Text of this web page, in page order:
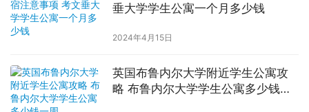
垂大学学生公寓一个月多少钱
2024年4月15日
英国布鲁内尔大学附近学生公寓攻
略 布鲁内尔大学学生公寓多少钱一